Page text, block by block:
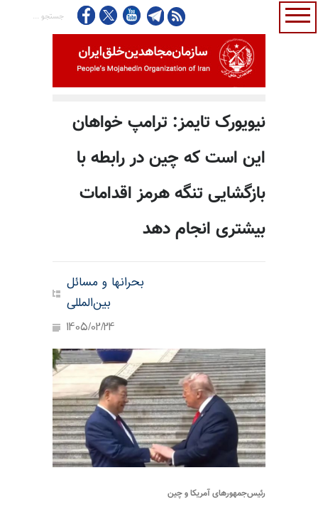
نیویورک تایمز: ترامپ خواهان
این است که چین در رابطه با
بازگشایی تنگه هرمز اقدامات
بیشتری انجام دهد
بحرانها و مسائل
بین‌المللی
1405/02/24
رئیس‌جمهورهای آمریکا و چین